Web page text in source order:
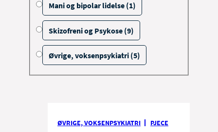
Mani og bipolar lidelse (1)
Skizofreni og Psykose (9)
Øvrige, voksenpsykiatri (5)
ØVRIGE, VOKSENPSYKIATRI PJECE